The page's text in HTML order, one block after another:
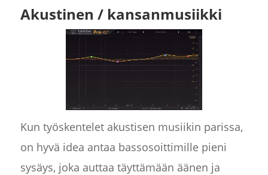
Akustinen / kansanmusiikki
Kun työskentelet akustisen musiikin parissa,
on hyvä idea antaa bassosoittimille pieni
sysäys, joka auttaa täyttämään äänen ja